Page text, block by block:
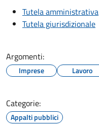
Tutela amministrativa
Tutela giurisdizionale
Argomenti:
Imprese Lavoro
Categorie:
Appalti pubblici